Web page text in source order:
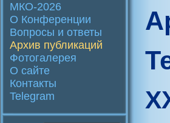
МКО-2026
О Конференции
Вопросы и ответы
Архив публикаций
Фотогалерея
О сайте
Контакты
Telegram